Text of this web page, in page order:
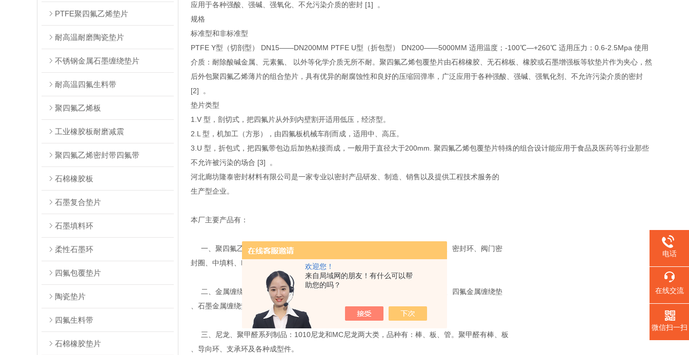
欢迎您！
来自局域网的朋友！有什么可以帮
助您的吗？
PTFE聚四氟乙烯垫片
耐高温耐磨陶瓷垫片
不锈钢金属石墨缠绕垫片
耐高温四氟生料带
聚四氟乙烯板
工业橡胶板耐磨减震
聚四氟乙烯密封带四氟带
石棉橡胶板
石墨复合垫片
石墨填料环
柔性石墨环
四氟包覆垫片
陶瓷垫片
四氟生料带
石棉橡胶垫片
应用于各种强酸、强碱、强氧化、不允污染介质的密封 [1] 。
规格
标准型和非标准型
PTFE Y型（切剖型） DN15——DN200MM PTFE U型（折包型） DN200——5000MM 适用温度；-100℃—+260℃ 适用压力：0.6-2.5Mpa 使用
介质：耐除酸碱金属、元素氟、 以外等化学介质无所不耐。聚四氟乙烯包覆垫片由石棉橡胶、无石棉板、橡胶或石墨增强板等软垫片作为夹心，然
后外包聚四氟乙烯薄片的组合垫片，具有优异的耐腐蚀性和良好的压缩回弹率，广泛应用于各种强酸、强碱、强氧化剂、不允许污染介质的密封
[2] 。
垫片类型
1.V 型，剖切式，把四氟片从外到内壁割开适用低压，经济型。
2.L 型，机加工（方形），由四氟板机械车削而成，适用中、高压。
3.U 型，折包式，把四氟带包边后加热粘接而成，一般用于直径大于200mm. 聚四氟乙烯包覆垫片特殊的组合设计能应用于食品及医药等行业那些
不允许被污染的场合 [3] 。
河北廊坊隆泰密封材料有限公司是一家专业以密封产品研发、制造、销售以及提供工程技术服务的
生产型企业。
本厂主要产品有：
一、聚四氟乙烯密封件系列制品：管、棒、板、车削板、薄膜、生料带、垫圈、密封环、阀门密
封圈、中填料、F4盘根及各种规格液下泵轴套。
二、金属缠绕垫密封件系列制品：不锈钢金属缠绕垫（外环、内环、内外环）、四氟金属缠绕垫
、石墨金属缠绕垫、高压石棉垫、非石棉垫、包氟垫。
三、尼龙、聚甲醛系列制品：1010尼龙和MC尼龙两大类，品种有：棒、板、管。聚甲醛有棒、板
、导向环、支承环及各种成型件。
电话
在线交流
微信扫一扫